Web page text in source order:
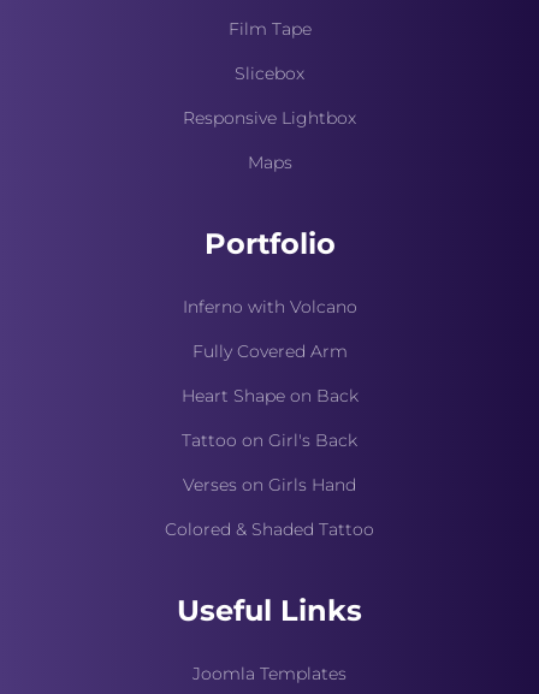
Film Tape
Slicebox
Responsive Lightbox
Maps
Portfolio
Inferno with Volcano
Fully Covered Arm
Heart Shape on Back
Tattoo on Girl's Back
Verses on Girls Hand
Colored & Shaded Tattoo
Useful Links
Joomla Templates